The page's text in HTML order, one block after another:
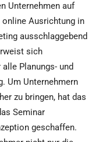
Unternehmen auf
online Ausrichtung in
ausschlaggebend
sich
Planungs- und
Um Unternehmern
zu bringen, hat das
Seminar
geschaffen.